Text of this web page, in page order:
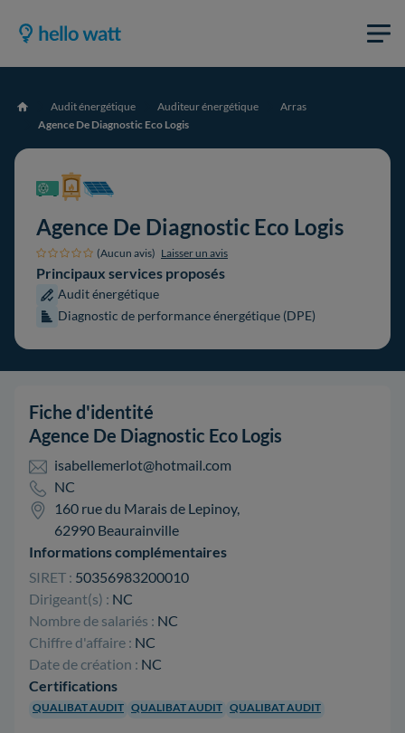
Accueil Audit énergétique Auditeur énergétique
Arras
Agence De Diagnostic Eco Logis
Agence De Diagnostic Eco Logis
(Aucun avis) Laisser un avis
Principaux services proposés
Audit énergétique
Diagnostic de performance énergétique (DPE)
Fiche d'identité
Agence De Diagnostic Eco Logis
isabellemerlot@hotmail.com
NC
160 rue du Marais de Lepinoy,
62990 Beaurainville
Informations complémentaires
SIRET : 50356983200010
Dirigeant(s) : NC
Nombre de salariés : NC
Chiffre d'affaire : NC
Date de création : NC
Certifications
QUALIBAT AUDIT QUALIBAT AUDIT QUALIBAT AUDIT